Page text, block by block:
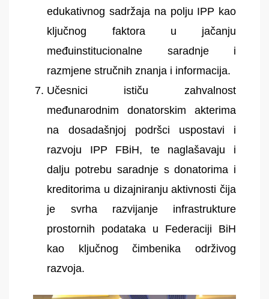
edukativnog sadržaja na polju IPP kao
ključnog faktora u jačanju
međuinstitucionalne saradnje i
razmjene stručnih znanja i informacija.
Učesnici ističu zahvalnost
međunarodnim donatorskim akterima
na dosadašnjoj podršci uspostavi i
razvoju IPP FBiH, te naglašavaju i
dalju potrebu saradnje s donatorima i
kreditorima u dizajniranju aktivnosti čija
je svrha razvijanje infrastrukture
prostornih podataka u Federaciji BiH
kao ključnog čimbenika održivog
razvoja.